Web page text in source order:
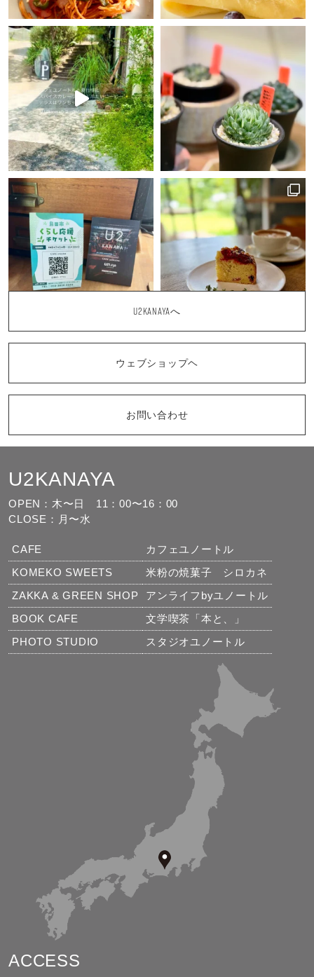
もっと見る フォローする
U2KANAYAへ
ウェブショップヘ
お問い合わせ
U2KANAYA
OPEN：木〜日 11：00〜16：00
CLOSE：月〜水
CAFE
カフェユノートル
KOMEKO SWEETS
米粉の焼菓子 シロカネ
ZAKKA & GREEN SHOP
アンライフbyユノートル
BOOK CAFE
文学喫茶「本と、」
PHOTO STUDIO
スタジオユノートル
ACCESS